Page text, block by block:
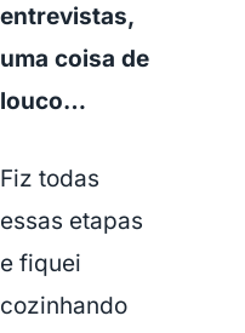
entrevistas,
uma coisa de
louco…
Fiz todas
essas etapas
e fiquei
cozinhando